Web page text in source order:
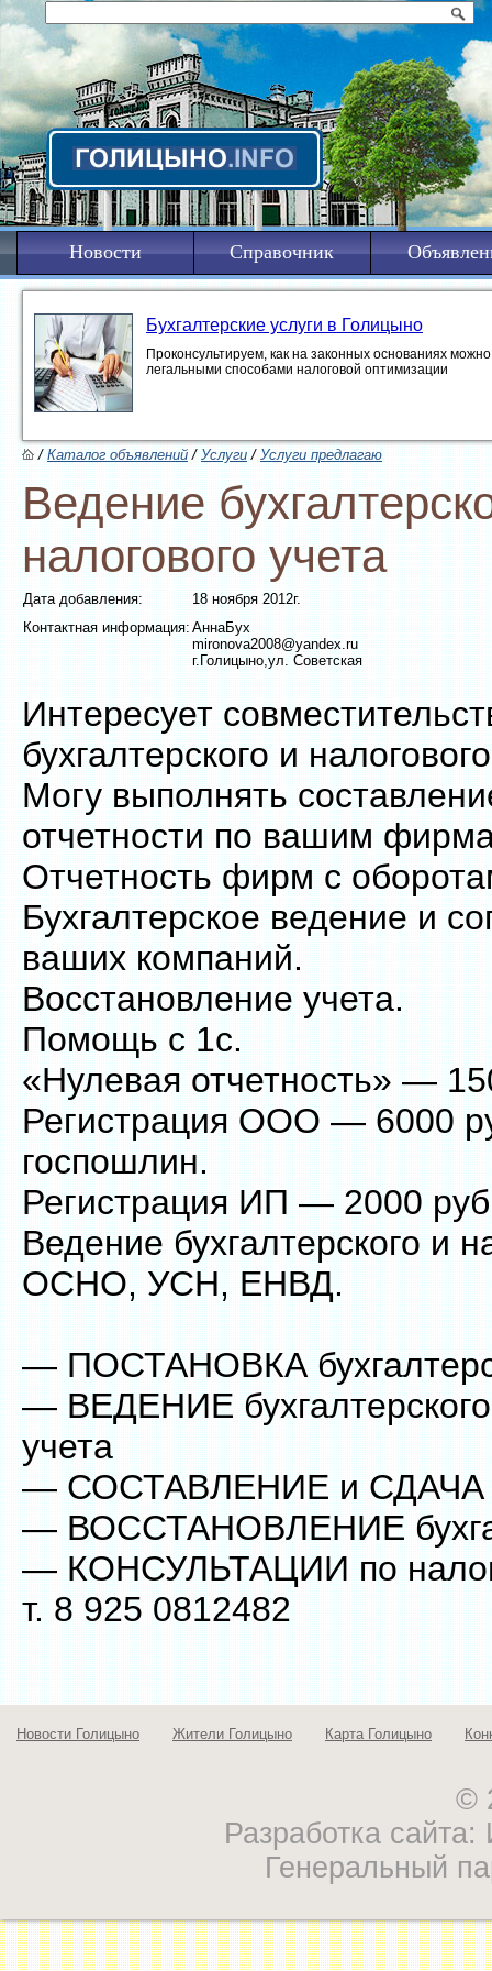
Новости Справочник
Бухгалтерские услуги в Голицыно
Проконсультируем, как на законных основаниях
легальными способами налоговой оптимизации
/Каталог объявлений/Услуги /Услуги предлагаю
Ведение
налогового учета
Дата добавления:
18 ноября 2012г.
Контактная информация:АннаБух
mironova2008@yandex.ru
г.Голицыно,ул. Советская
Интересует
бухгалтерского и
Могу выполнять
отчетности по вашим
Отчетность фирм с
Бухгалтерское ведение и
ваших компаний.
Восстановление учета.
Помощь с 1с.
«Нулевая отчетность» —
Регистрация ООО — 6000
госпошлин.
Регистрация ИП — 2000
Ведение бухгалтерского и
ОСНО, УСН, ЕНВД.
— ПОСТАНОВКА
— ВЕДЕНИЕ бухгалтерского
учета
— СОСТАВЛЕНИЕ и СДАЧА
— ВОССТАНОВЛЕНИЕ
— КОНСУЛЬТАЦИИ по
т. 8 925 0812482
Новости Голицыно Жители Голицыно Карта Голицыно
©
Разработка
Генеральный